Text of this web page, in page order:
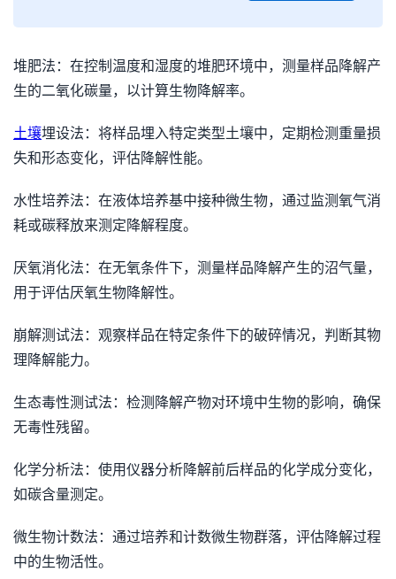
堆肥法：在控制温度和湿度的堆肥环境中，测量样品降解产
生的二氧化碳量，以计算生物降解率。
土壤埋设法：将样品埋入特定类型土壤中，定期检测重量损
失和形态变化，评估降解性能。
水性培养法：在液体培养基中接种微生物，通过监测氧气消
耗或碳释放来测定降解程度。
厌氧消化法：在无氧条件下，测量样品降解产生的沼气量，
用于评估厌氧生物降解性。
崩解测试法：观察样品在特定条件下的破碎情况，判断其物
理降解能力。
生态毒性测试法：检测降解产物对环境中生物的影响，确保
无毒性残留。
化学分析法：使用仪器分析降解前后样品的化学成分变化，
如碳含量测定。
微生物计数法：通过培养和计数微生物群落，评估降解过程
中的生物活性。